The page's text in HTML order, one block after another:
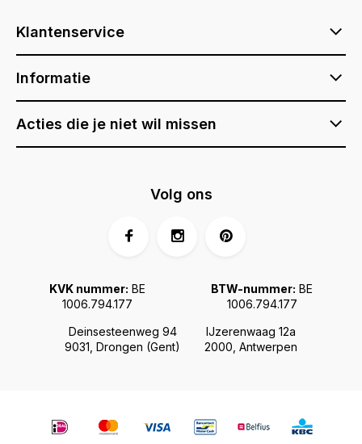
Klantenservice
Informatie
Acties die je niet wil missen
Deinsesteenweg 94
9031, Drongen (Gent)
IJzerenwaag 12a
2000, Antwerpen
KVK nummer: BE
1006.794.177
BTW-nummer: BE
1006.794.177
Volg ons